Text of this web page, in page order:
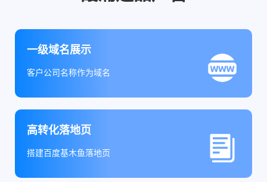
一级域名展示
客户公司名称作为域名
高转化落地页
搭建百度基木鱼落地页